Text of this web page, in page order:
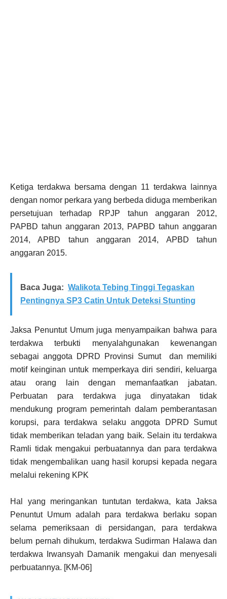
Ketiga terdakwa bersama dengan 11 terdakwa lainnya
dengan nomor perkara yang berbeda diduga memberikan
persetujuan terhadap RPJP tahun anggaran 2012,
PAPBD tahun anggaran 2013, PAPBD tahun anggaran
2014, APBD tahun anggaran 2014, APBD tahun
anggaran 2015.
Baca Juga: Walikota Tebing Tinggi Tegaskan
Pentingnya SP3 Catin Untuk Deteksi Stunting
Jaksa Penuntut Umum juga menyampaikan bahwa para
terdakwa terbukti menyalahgunakan kewenangan
sebagai anggota DPRD Provinsi Sumut dan memiliki
motif keinginan untuk memperkaya diri sendiri, keluarga
atau orang lain dengan memanfaatkan jabatan.
Perbuatan para terdakwa juga dinyatakan tidak
mendukung program pemerintah dalam pemberantasan
korupsi, para terdakwa selaku anggota DPRD Sumut
tidak memberikan teladan yang baik. Selain itu terdakwa
Ramli tidak mengakui perbuatannya dan para terdakwa
tidak mengembalikan uang hasil korupsi kepada negara
melalui rekening KPK
Hal yang meringankan tuntutan terdakwa, kata Jaksa
Penuntut Umum adalah para terdakwa berlaku sopan
selama pemeriksaan di persidangan, para terdakwa
belum pernah dihukum, terdakwa Sudirman Halawa dan
terdakwa Irwansyah Damanik mengakui dan menyesali
perbuatannya. [KM-06]